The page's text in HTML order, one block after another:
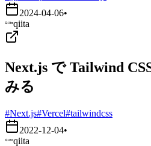
2024-04-06•
qiita
Next.js で Tailwind
みる
#Next.js#Vercel#tailwindcss
2022-12-04•
qiita